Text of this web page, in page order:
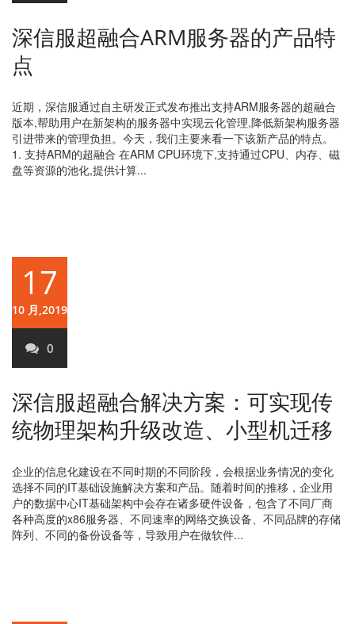
深信服超融合ARM服务器的产品特
点
近期，深信服通过自主研发正式发布推出支持ARM服务器的超融合
版本,帮助用户在新架构的服务器中实现云化管理,降低新架构服务器
引进带来的管理负担。今天，我们主要来看一下该新产品的特点。
1. 支持ARM的超融合 在ARM CPU环境下,支持通过CPU、内存、磁
盘等资源的池化,提供计算...
17
10 月,2019
0
深信服超融合解决方案：可实现传
统物理架构升级改造、小型机迁移
企业的信息化建设在不同时期的不同阶段，会根据业务情况的变化
选择不同的IT基础设施解决方案和产品。随着时间的推移，企业用
户的数据中心IT基础架构中会存在诸多硬件设备，包含了不同厂商
各种高度的x86服务器、不同速率的网络交换设备、不同品牌的存储
阵列、不同的备份设备等，导致用户在做软件...